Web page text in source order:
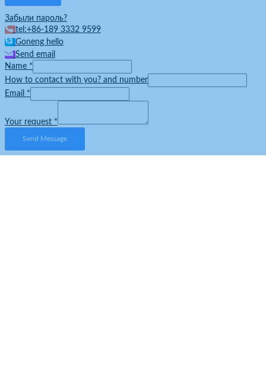
Забыли пароль?
tel:+86-189 3332 9599
Goneng hello
Send email
Name *
How to contact with you? and number
Email *
Your request *
Send Message